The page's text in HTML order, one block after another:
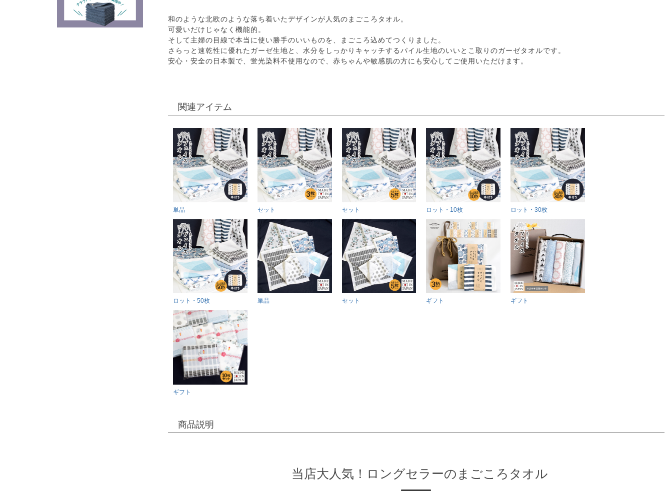
和のような北欧のような落ち着いたデザインが人気のまごころタオル。
可愛いだけじゃなく機能的。
そして主婦の目線で本当に使い勝手のいいものを、まごころ込めてつくりました。
さらっと速乾性に優れたガーゼ生地と、水分をしっかりキャッチするパイル生地のいいとこ取りのガーゼタオルです。
安心・安全の日本製で、蛍光染料不使用なので、赤ちゃんや敏感肌の方にも安心してご使用いただけます。
関連アイテム
単品 セット セット ロット・10枚 ロット・30枚
ロット・50枚 単品 セット ギフト ギフト
ギフト
商品説明
当店大人気！ロングセラーのまごころタオル